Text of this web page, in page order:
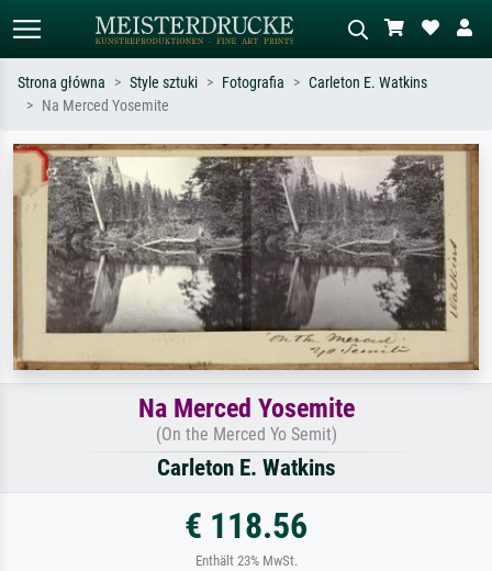
Szukaj wg artysty, tytułu lub stylu – np.
Monet, Gwiaździsta noc,
impresjonizm, fala Hokusaia, akt.
Opisz scenę – np. zielona łąka,
abstrakcja z czerwienią, ciemny olej,
stojący akt obok drzewa.
Strona główna Style sztuki Fotografia
Carleton E. Watkins
Na Merced Yosemite
Na Merced Yosemite
(On the Merced Yo Semit)
Carleton E. Watkins
€ 118.56
Enthält 23% MwSt.